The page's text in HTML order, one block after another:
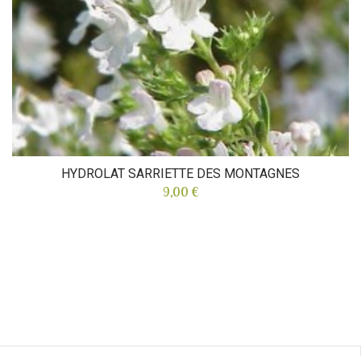
HYDROLAT SARRIETTE DES MONTAGNES
9,00 €